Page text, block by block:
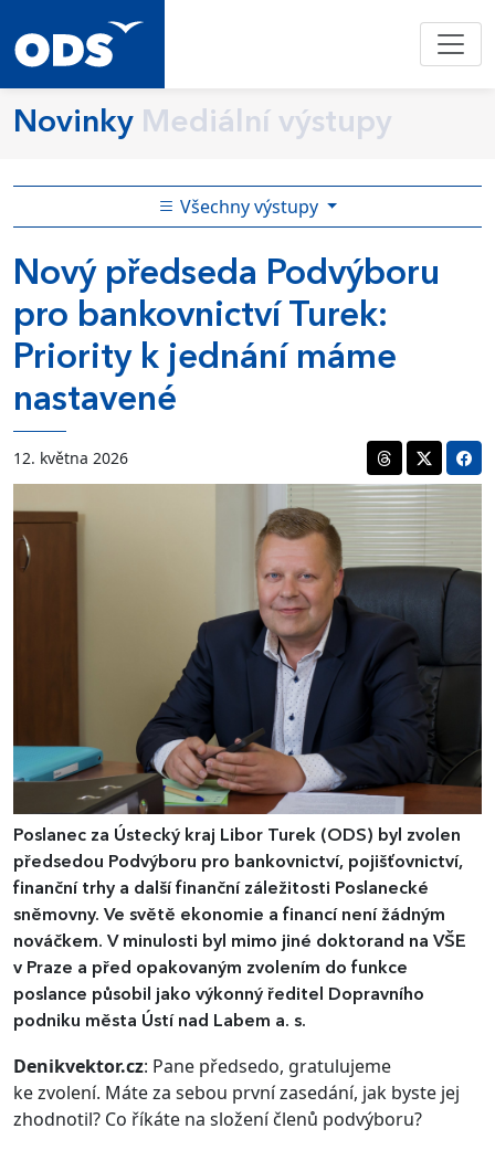
Novinky Mediální výstupy
Všechny výstupy
Nový předseda Podvýboru
pro bankovnictví Turek:
Priority k jednání máme
nastavené
12. května 2026
Poslanec za Ústecký kraj Libor Turek (ODS) byl zvolen
předsedou Podvýboru pro bankovnictví, pojišťovnictví,
finanční trhy a další finanční záležitosti Poslanecké
sněmovny. Ve světě ekonomie a financí není žádným
nováčkem. V minulosti byl mimo jiné doktorand na VŠE
v Praze a před opakovaným zvolením do funkce
poslance působil jako výkonný ředitel Dopravního
podniku města Ústí nad Labem a. s.
Denikvektor.cz: Pane předsedo, gratulujeme
ke zvolení. Máte za sebou první zasedání, jak byste jej
zhodnotil? Co říkáte na složení členů podvýboru?